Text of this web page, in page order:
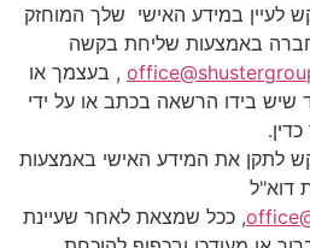
לעיין במידע האישי שלך המוחזק
באמצעות שליחת בקשה
, בעצמך או
שיש בידו הרשאה בכתב או על ידי
לתקן את המידע האישי באמצעות
דוא"ל
, ככל שמצאת לאחר שעיינת